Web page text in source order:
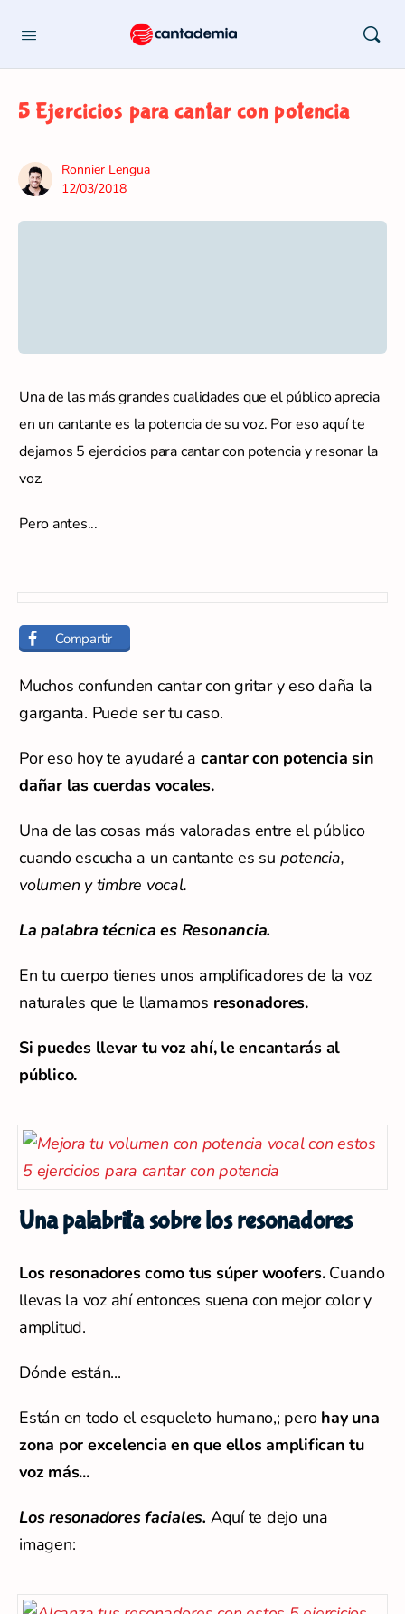
5 Ejercicios para cantar con potencia
Ronnier Lengua
12/03/2018
Una de las más grandes cualidades que el público aprecia
en un cantante es la potencia de su voz. Por eso aquí te
dejamos 5 ejercicios para cantar con potencia y resonar la
voz.
Pero antes...
Compartir
Muchos confunden cantar con gritar y eso daña la
garganta. Puede ser tu caso.
Por eso hoy te ayudaré a cantar con potencia sin
dañar las cuerdas vocales.
Una de las cosas más valoradas entre el público
cuando escucha a un cantante es su potencia,
volumen y timbre vocal.
La palabra técnica es Resonancia.
En tu cuerpo tienes unos amplificadores de la voz
naturales que le llamamos resonadores.
Si puedes llevar tu voz ahí, le encantarás al
público.
Una palabrita sobre los resonadores
Los resonadores como tus súper woofers.Cuando
llevas la voz ahí entonces suena con mejor color y
amplitud.
Dónde están...
Están en todo el esqueleto humano,; pero hay una
zona por excelencia en que ellos amplifican tu
voz más...
Los resonadores faciales. Aquí te dejo una
imagen: